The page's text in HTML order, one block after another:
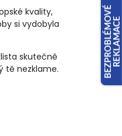
kvality,
si vydobyla
skutečně
tě nezklame.